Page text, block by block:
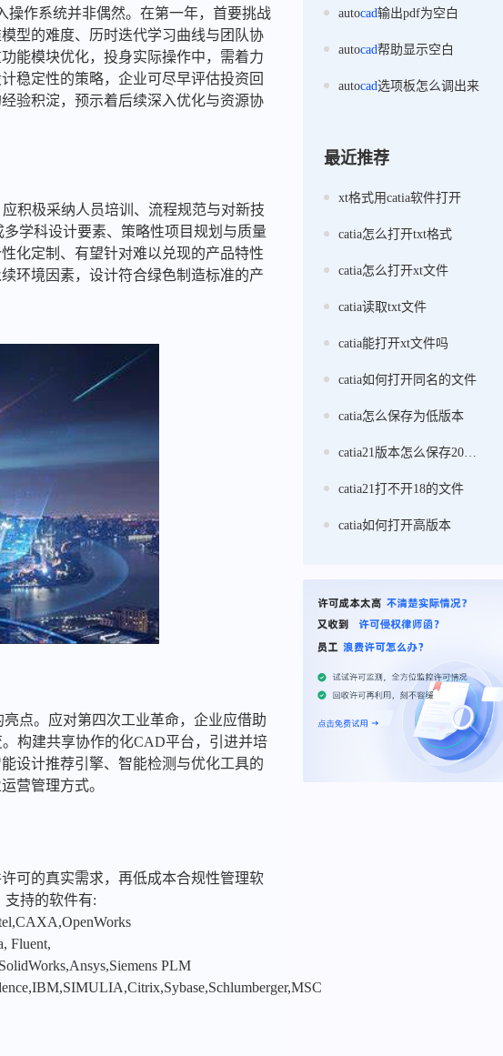
操作系统并非偶然。在第一年，首要挑战
型的难度、历时迭代学习曲线与团队协
能模块优化，投身实际操作中，需着力
稳定性的策略，企业可尽早评估投资回
验积淀，预示着后续深入优化与资源协
积极采纳人员培训、流程规范与对新技
学科设计要素、策略性项目规划与质量
化定制、有望针对难以兑现的产品特性
环境因素，设计符合绿色制造标准的产
点。应对第四次工业革命，企业应借助
构建共享协作的化CAD平台，引进并培
设计推荐引擎、智能检测与优化工具的
营管理方式。
可的真实需求，再低成本合规性管理软
持的软件有:
Fluent,
PLM
autocad输出pdf为空白
autocad帮助显示空白
autocad选项板怎么调出来
最近推荐
xt格式用catia软件打开
catia怎么打开txt格式
catia怎么打开xt文件
catia读取txt文件
catia能打开xt文件吗
catia如何打开同名的文件
catia怎么保存为低版本
catia21版本怎么保存20版本
catia21打不开18的文件
catia如何打开高版本